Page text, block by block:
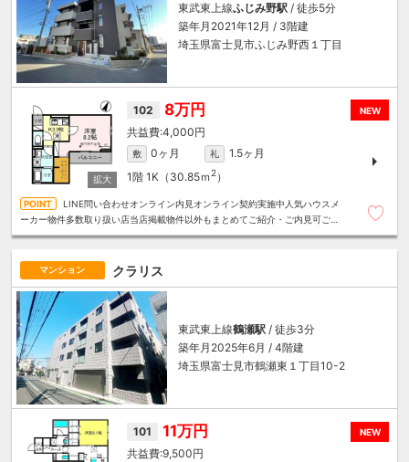
東武東上線ふじみ野駅 / 徒歩5分
築年月2021年12月 / 3階建
埼玉県富士見市ふじみ野西１丁目
NEW
102 8万円
4,000円
敷 0ヶ月 礼
1.5ヶ月
1階 1K（30.85ｍ2）
LINE問い合わせオンライン内見オンライン契約実施中人気ハウスメ
ーカー物件多数取り扱い店当店掲載物件以外もまとめてご紹介・ご内見可ご予
マンション クラリス
東武東上線鶴瀬駅 / 徒歩3分
築年月2025年6月 / 4階建
埼玉県富士見市鶴瀬東１丁目10-2
NEW
101 11万円
9,500円